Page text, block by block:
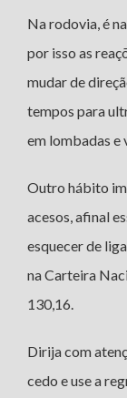
Na rodovia, é
por isso as
mudar de
tempos para
em lombadas e
Outro hábito
acesos, afinal
esquecer de
na Carteira
130,16.
Dirija com
cedo e use a